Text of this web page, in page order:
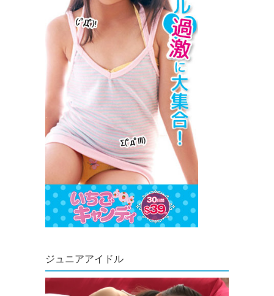
ジュニアアイドル